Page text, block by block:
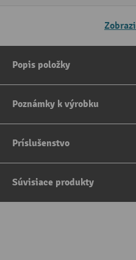
Popis položky
Poznámky k výrobku
Príslušenstvo
Súvisiace produkty